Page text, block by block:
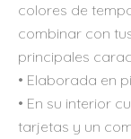
colores de
combinar con
principales
• Elaborada en
• En su interior
tarjetas y un